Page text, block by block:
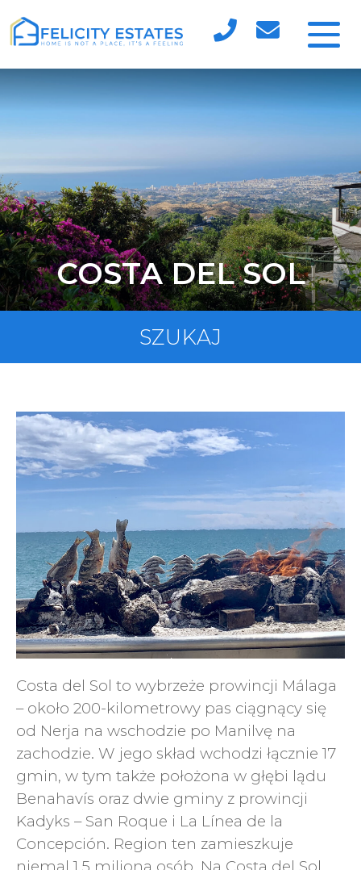
COSTA DEL SOL
SZUKAJ
Costa del Sol to wybrzeże prowincji Málaga
– około 200-kilometrowy pas ciągnący się
od Nerja na wschodzie po Manilvę na
zachodzie. W jego skład wchodzi łącznie 17
gmin, w tym także położona w głębi lądu
Benahavís oraz dwie gminy z prowincji
Kadyks – San Roque i La Línea de la
Concepción. Region ten zamieszkuje